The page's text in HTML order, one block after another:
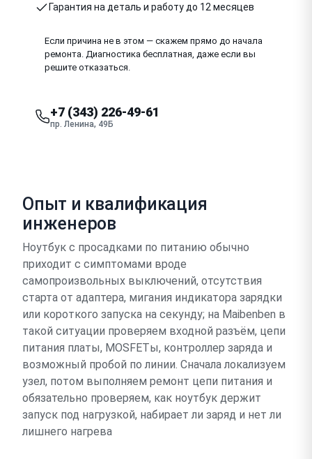
Гарантия на деталь и работу до 12 месяцев
Если причина не в этом — скажем прямо до начала
ремонта. Диагностика бесплатная, даже если вы
решите отказаться.
+7 (343) 226-49-61
пр. Ленина, 49Б
Опыт и квалификация
инженеров
Ноутбук с просадками по питанию обычно
приходит с симптомами вроде
самопроизвольных выключений, отсутствия
старта от адаптера, мигания индикатора зарядки
или короткого запуска на секунду; на Maibenben в
такой ситуации проверяем входной разъём, цепи
питания платы, MOSFETы, контроллер заряда и
возможный пробой по линии. Сначала локализуем
узел, потом выполняем ремонт цепи питания и
обязательно проверяем, как ноутбук держит
запуск под нагрузкой, набирает ли заряд и нет ли
лишнего нагрева